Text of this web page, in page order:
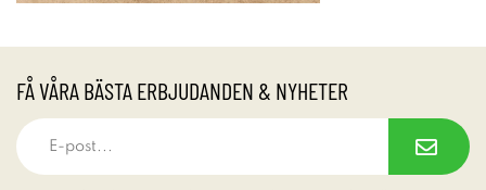
FÅ VÅRA BÄSTA ERBJUDANDEN & NYHETER